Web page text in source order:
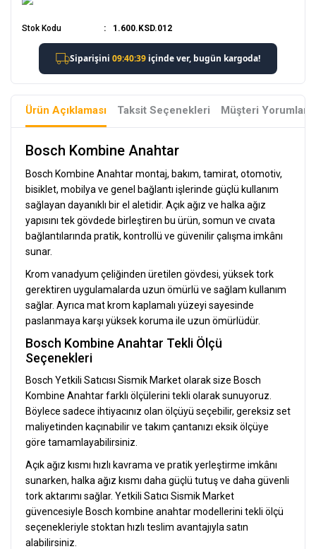
Stok Kodu 1.600.KSD.012
Ürün Açıklaması Taksit Seçenekleri Müşteri Yorumları
Bosch Kombine Anahtar
Bosch Kombine Anahtar montaj, bakım, tamirat, otomotiv,
bisiklet, mobilya ve genel bağlantı işlerinde güçlü kullanım
sağlayan dayanıklı bir el aletidir. Açık ağız ve halka ağız
yapısını tek gövdede birleştiren bu ürün, somun ve cıvata
bağlantılarında pratik, kontrollü ve güvenilir çalışma imkânı
sunar.
Krom vanadyum çeliğinden üretilen gövdesi, yüksek tork
gerektiren uygulamalarda uzun ömürlü ve sağlam kullanım
sağlar. Ayrıca mat krom kaplamalı yüzeyi sayesinde
paslanmaya karşı yüksek koruma ile uzun ömürlüdür.
Bosch Kombine Anahtar Tekli Ölçü
Seçenekleri
Bosch Yetkili Satıcısı Sismik Market olarak size Bosch
Kombine Anahtar farklı ölçülerini tekli olarak sunuyoruz.
Böylece sadece ihtiyacınız olan ölçüyü seçebilir, gereksiz set
maliyetinden kaçınabilir ve takım çantanızı eksik ölçüye
göre tamamlayabilirsiniz.
Açık ağız kısmı hızlı kavrama ve pratik yerleştirme imkânı
sunarken, halka ağız kısmı daha güçlü tutuş ve daha güvenli
tork aktarımı sağlar. Yetkili Satıcı Sismik Market
güvencesiyle Bosch kombine anahtar modellerini tekli ölçü
seçenekleriyle stoktan hızlı teslim avantajıyla satın
alabilirsiniz.